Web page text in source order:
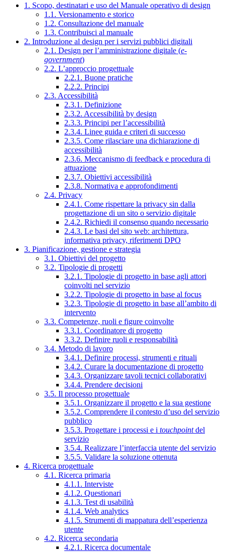
1. Scopo, destinatari e uso del Manuale operativo di design
1.1. Versionamento e storico
1.2. Consultazione del manuale
1.3. Contribuisci al manuale
2. Introduzione al design per i servizi pubblici digitali
2.1. Design per l’amministrazione digitale (e-
government)
2.2. L’approccio progettuale
2.2.1. Buone pratiche
2.2.2. Principi
2.3. Accessibilità
2.3.1. Definizione
2.3.2. Accessibilità by design
2.3.3. Principi per l’accessibilità
2.3.4. Linee guida e criteri di successo
2.3.5. Come rilasciare una dichiarazione di
accessibilità
2.3.6. Meccanismo di feedback e procedura di
attuazione
2.3.7. Obiettivi accessibilità
2.3.8. Normativa e approfondimenti
2.4. Privacy
2.4.1. Come rispettare la privacy sin dalla
progettazione di un sito o servizio digitale
2.4.2. Richiedi il consenso quando necessario
2.4.3. Le basi del sito web: architettura,
informativa privacy, riferimenti DPO
3. Pianificazione, gestione e strategia
3.1. Obiettivi del progetto
3.2. Tipologie di progetti
3.2.1. Tipologie di progetto in base agli attori
coinvolti nel servizio
3.2.2. Tipologie di progetto in base al focus
3.2.3. Tipologie di progetto in base all’ambito di
intervento
3.3. Competenze, ruoli e figure coinvolte
3.3.1. Coordinatore di progetto
3.3.2. Definire ruoli e responsabilità
3.4. Metodo di lavoro
3.4.1. Definire processi, strumenti e rituali
3.4.2. Curare la documentazione di progetto
3.4.3. Organizzare tavoli tecnici collaborativi
3.4.4. Prendere decisioni
3.5. Il processo progettuale
3.5.1. Organizzare il progetto e la sua gestione
3.5.2. Comprendere il contesto d’uso del servizio
pubblico
3.5.3. Progettare i processi e i touchpointdel
servizio
3.5.4. Realizzare l’interfaccia utente del servizio
3.5.5. Validare la soluzione ottenuta
4. Ricerca progettuale
4.1. Ricerca primaria
4.1.1. Interviste
4.1.2. Questionari
4.1.3. Test di usabilità
4.1.4. Web analytics
4.1.5. Strumenti di mappatura dell’esperienza
utente
4.2. Ricerca secondaria
4.2.1. Ricerca documentale